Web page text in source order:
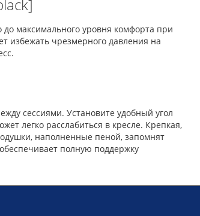
максимального уровня комфорта при
избежать чрезмерного давления на
сессиями. Установите удобный угол
легко расслабиться в кресле. Крепкая,
наполненные пеной, запомнят
полную поддержку